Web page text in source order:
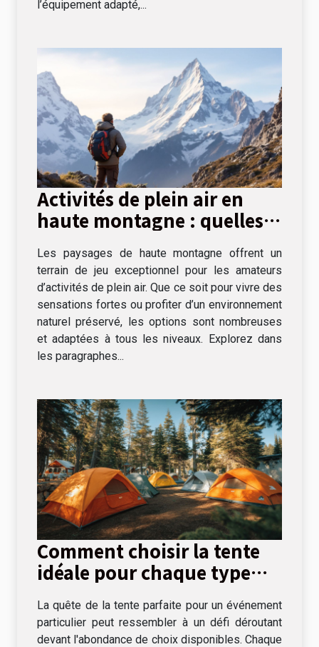
l’équipement adapté,...
Activités de plein air en
haute montagne : quelles
options ?
Les paysages de haute montagne offrent un
terrain de jeu exceptionnel pour les amateurs
d’activités de plein air. Que ce soit pour vivre des
sensations fortes ou profiter d’un environnement
naturel préservé, les options sont nombreuses
et adaptées à tous les niveaux. Explorez dans
les paragraphes...
Comment choisir la tente
idéale pour chaque type
La quête de la tente parfaite pour un événement
particulier peut ressembler à un défi déroutant
devant l'abondance de choix disponibles. Chaque